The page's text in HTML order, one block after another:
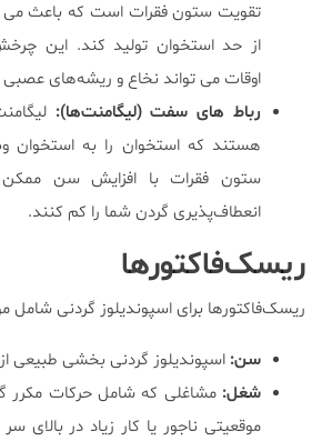
تقویت ستون فقرات است که باعث
از حد استخوان تولید کند. این
اوقات می تواند نخاع و ریشه‌های عصبی
رباط های سفت (لیگامنت‌ها):
هستند که استخوان را به استخوان
ستون فقرات با افزایش سن
انعطاف‌پذیری گردن شما را کم کنند.
ریسک‌فاکتورها
ریسک‌فاکتورها برای اسپوندیلوز گردنی شامل
سن: اسپوندیلوز گردنی بخشی طبیعی
شغل: مشاغلی که شامل حرکات مکرر
موقعیتی ناجور یا کار زیاد در بالای